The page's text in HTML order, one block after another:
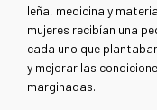
leña, medicina y
mujeres recibían una
cada uno que
y mejorar las
marginadas.